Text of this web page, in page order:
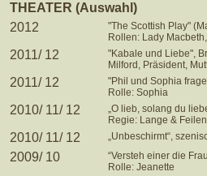
THEATER (Auswahl)
2012
"The Scottish Play"
Rollen: Lady
2011/ 12
"Kabale und Liebe",
Milford, Präsident,
2011/ 12
"Phil und Sophia
Rolle: Sophia
2010/ 11/ 12
„O lieb, solang du
Regie: Lange & Feilen
2010/ 11/ 12 „Unbeschirmt“,
2009/ 10
“Versteh einer die
Rolle: Jeanette